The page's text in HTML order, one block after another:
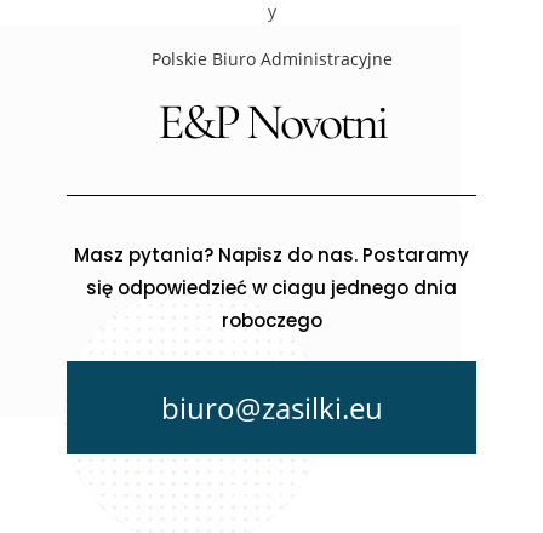
Polskie Biuro Administracyjne
E&P Novotni
Masz pytania? Napisz do nas. Postaramy
się odpowiedzieć w ciagu jednego dnia
roboczego
biuro@zasilki.eu